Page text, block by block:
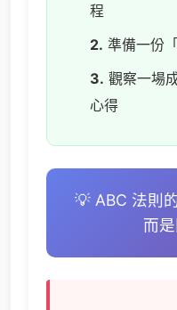
程
2. 準備一份
3. 觀察一場
心得
💡 ABC 法則
而